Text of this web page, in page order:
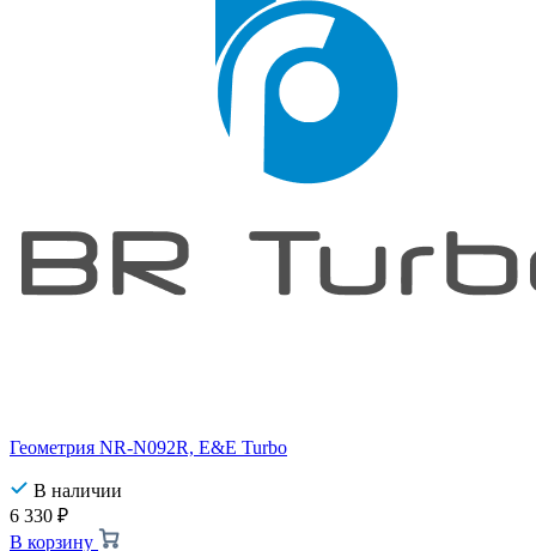
Геометрия NR-N092R, E&E Turbo
В наличии
6 330 ₽
В корзину